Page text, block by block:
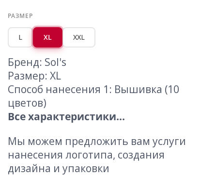
РАЗМЕР
L XL XXL
Бренд: Sol's
Размер: XL
Способ нанесения 1: Вышивка (10
цветов)
Все характеристики...
Мы можем предложить вам услуги
нанесения логотипа, создания
дизайна и упаковки